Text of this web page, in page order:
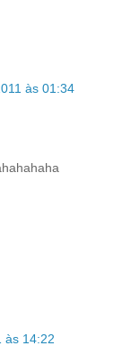
às 01:34
às 14:22